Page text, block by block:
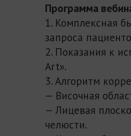
Программа
1. Комплексная
запроса
2. Показания к
Art».
3. Алгоритм
— Височная
— Лицевая
челюсти.